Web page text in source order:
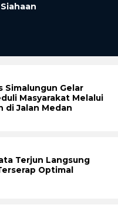
Simalungun Gelar
Masyarakat Melalui
di Jalan Medan
Terjun Langsung
Optimal